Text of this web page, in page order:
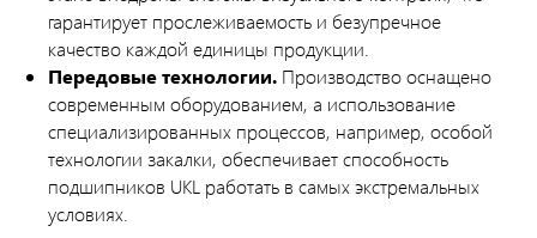
гарантирует прослеживаемость и безупречное
качество каждой единицы продукции.
Передовые технологии. Производство оснащено
современным оборудованием, а использование
специализированных процессов, например, особой
технологии закалки, обеспечивает способность
подшипников UKL работать в самых экстремальных
условиях.